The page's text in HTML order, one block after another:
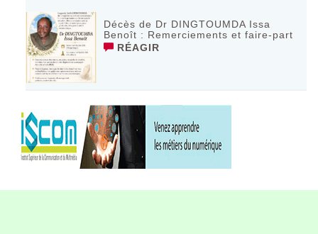
Décès de Dr DINGTOUMDA Issa
Benoît : Remerciements et faire-part
RÉAGIR